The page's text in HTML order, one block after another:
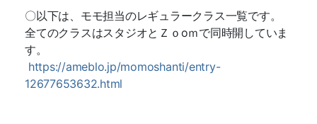
〇以下は、モモ担当のレギュラークラス一覧です。
全てのクラスはスタジオとＺｏoｍで同時開していま
す。
https://ameblo.jp/momoshanti/entry-
12677653632.html